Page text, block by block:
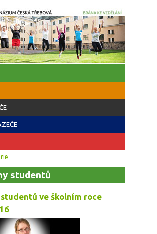
studentů
studentů ve školním roce